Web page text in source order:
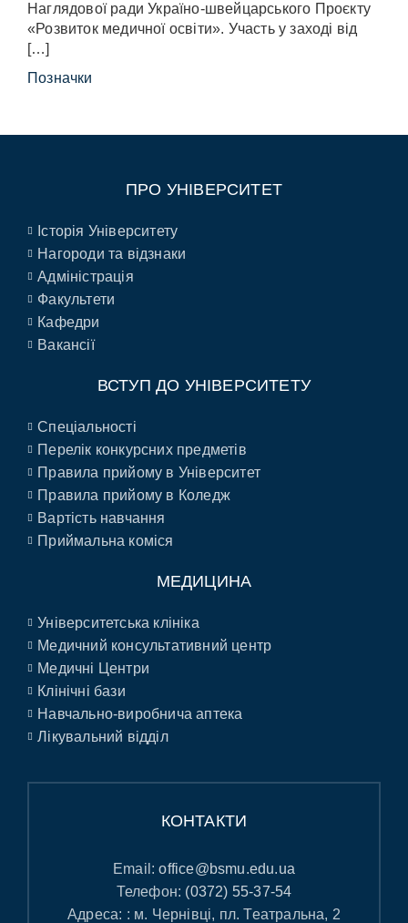
Наглядової ради Україно-швейцарського Проєкту
«Розвиток медичної освіти». Участь у заході від
[…]
Позначки
ПРО УНІВЕРСИТЕТ
Історія Університету
Нагороди та відзнаки
Адміністрація
Факультети
Кафедри
Вакансії
ВСТУП ДО УНІВЕРСИТЕТУ
Спеціальності
Перелік конкурсних предметів
Правила прийому в Університет
Правила прийому в Коледж
Вартість навчання
Приймальна коміся
МЕДИЦИНА
Університетська клініка
Медичний консультативний центр
Медичні Центри
Клінічні бази
Навчально-виробнича аптека
Лікувальний відділ
КОНТАКТИ
Email:office@bsmu.edu.ua
Телефон: (0372) 55-37-54
Адреса: : м. Чернівці, пл. Театральна, 2